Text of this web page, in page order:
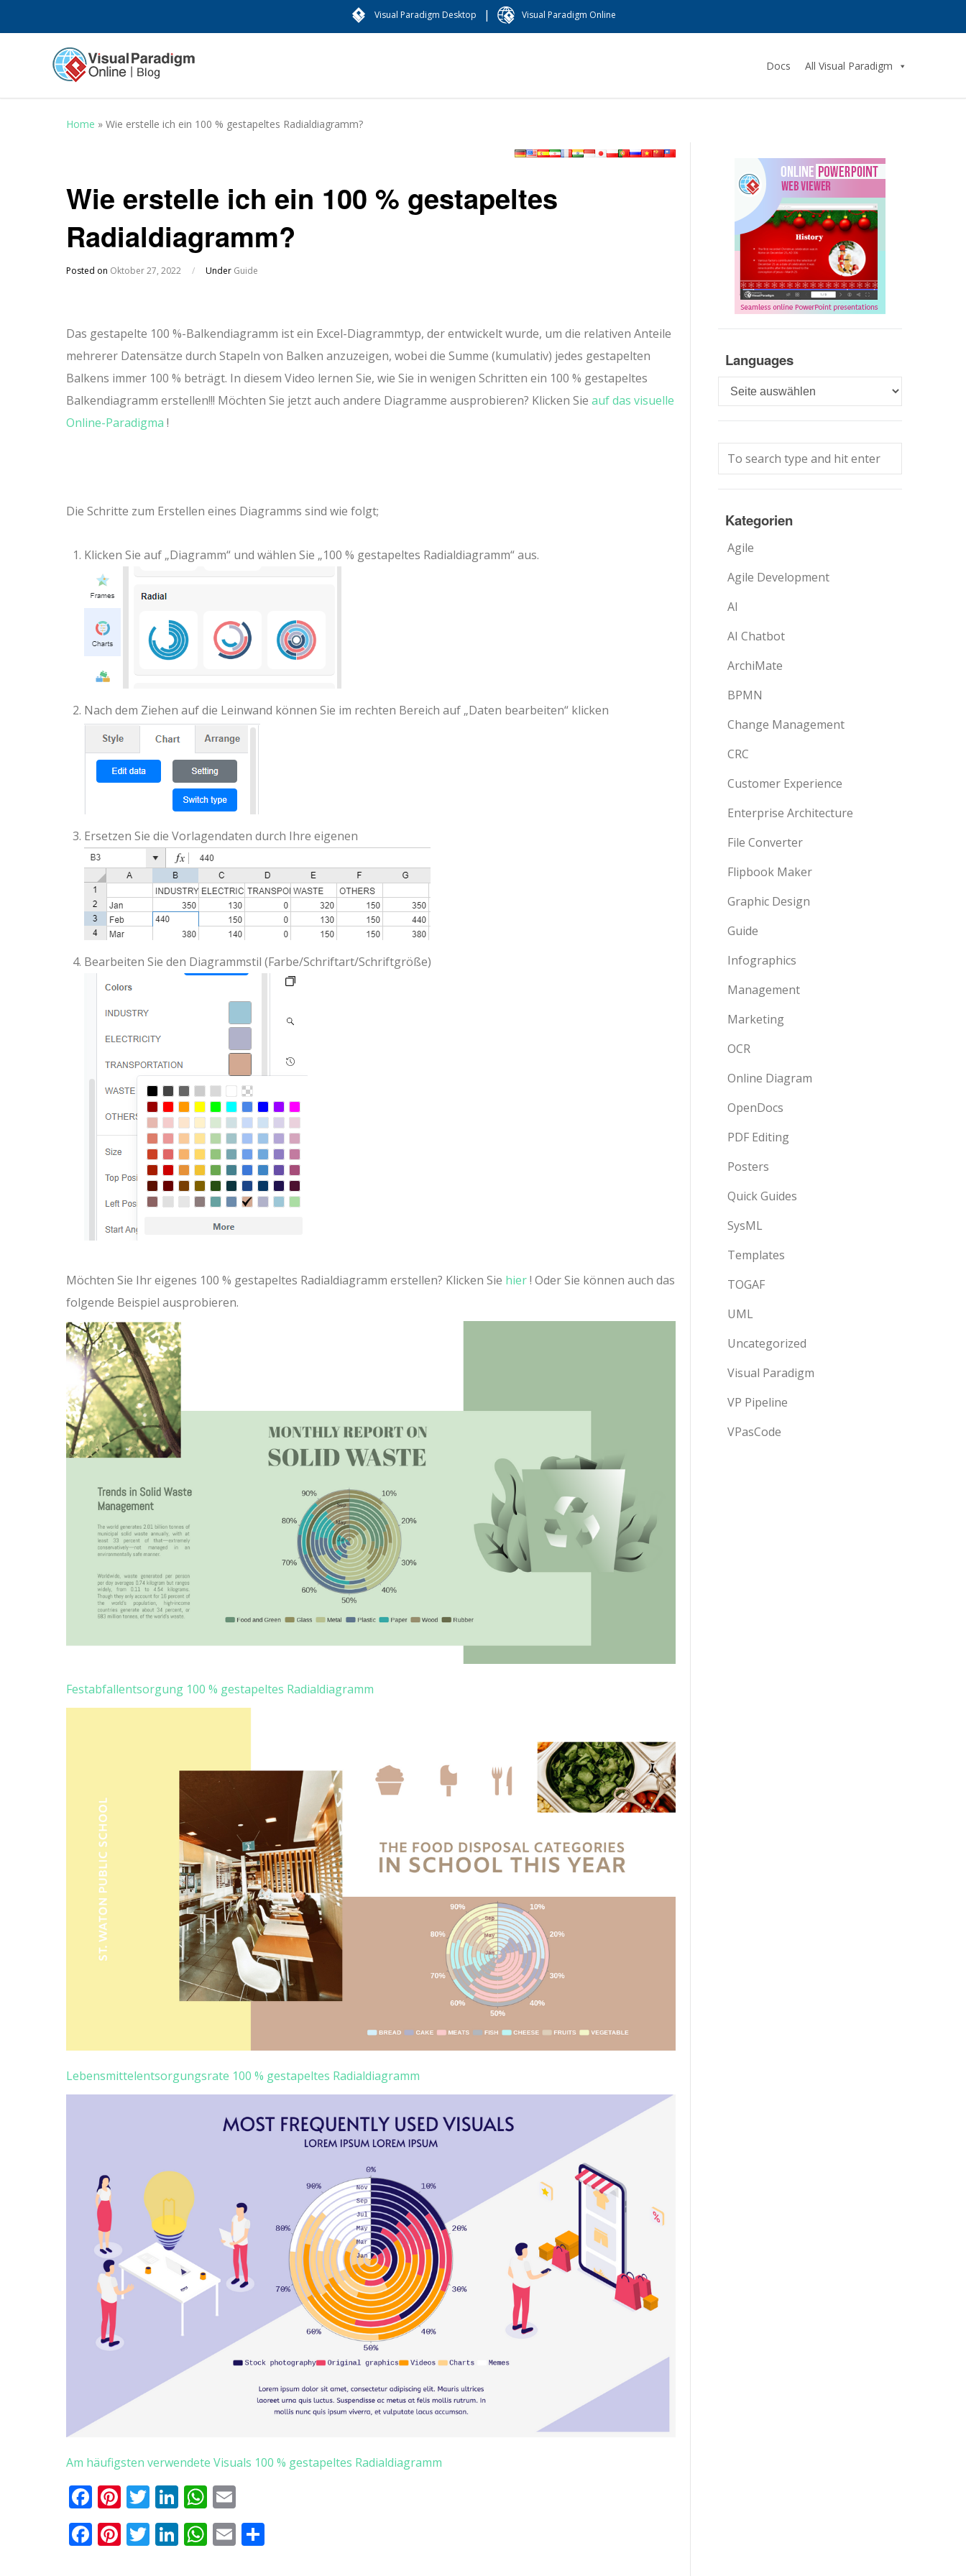
Visual Paradigm Desktop | Visual Paradigm Online
Docs All Visual Paradigm
Home » Wie erstelle ich ein 100 % gestapeltes Radialdiagramm?
Wie erstelle ich ein 100 % gestapeltes
Radialdiagramm?
Posted on Oktober 27, 2022 / Under Guide
Das gestapelte 100 %-Balkendiagramm ist ein Excel-Diagrammtyp, der entwickelt wurde, um die relativen Anteile
mehrerer Datensätze durch Stapeln von Balken anzuzeigen, wobei die Summe (kumulativ) jedes gestapelten
Balkens immer 100 % beträgt. In diesem Video lernen Sie, wie Sie in wenigen Schritten ein 100 % gestapeltes
Balkendiagramm erstellen!!! Möchten Sie jetzt auch andere Diagramme ausprobieren? Klicken Sie auf das visuelle
Online-Paradigma !
Die Schritte zum Erstellen eines Diagramms sind wie folgt;
Klicken Sie auf „Diagramm“ und wählen Sie „100 % gestapeltes Radialdiagramm“ aus.
Nach dem Ziehen auf die Leinwand können Sie im rechten Bereich auf „Daten bearbeiten“ klicken
Ersetzen Sie die Vorlagendaten durch Ihre eigenen
Bearbeiten Sie den Diagrammstil (Farbe/Schriftart/Schriftgröße)
Möchten Sie Ihr eigenes 100 % gestapeltes Radialdiagramm erstellen? Klicken Sie hier! Oder Sie können auch das
folgende Beispiel ausprobieren.
Festabfallentsorgung 100 % gestapeltes Radialdiagramm
Lebensmittelentsorgungsrate 100 % gestapeltes Radialdiagramm
Am häufigsten verwendete Visuals 100 % gestapeltes Radialdiagramm
Facebook
Pinterest
Twitter
LinkedIn
Whatsapp
Facebook
Pinterest
Twitter
LinkedIn
WhatsApp
Email
Languages
Languages
Kategorien
Agile
Agile Development
AI
AI Chatbot
ArchiMate
BPMN
Change Management
CRC
Customer Experience
Enterprise Architecture
File Converter
Flipbook Maker
Graphic Design
Guide
Infographics
Management
Marketing
OCR
Online Diagram
OpenDocs
PDF Editing
Posters
Quick Guides
SysML
Templates
TOGAF
UML
Uncategorized
Visual Paradigm
VP Pipeline
VPasCode